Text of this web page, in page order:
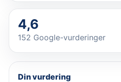
4,6
152 Google-vurderinger
Din vurdering